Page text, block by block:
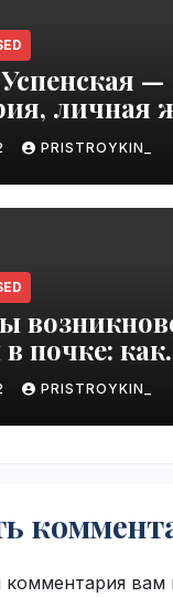
—
личная
PRISTROYKIN_
почке: как
с
PRISTROYKIN_
комментария вам